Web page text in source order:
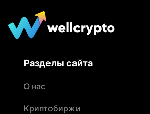
Разделы сайта
О нас
Криптобиржи